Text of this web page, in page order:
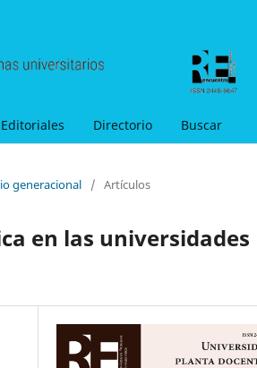
Directorio Buscar
generacional / Artículos
en las universidades